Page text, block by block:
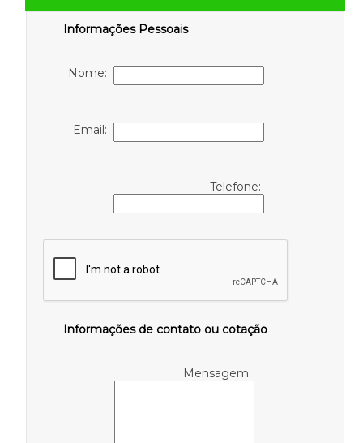
Informações Pessoais
Nome:
Email:
Telefone:
Informações de contato ou cotação
Mensagem: